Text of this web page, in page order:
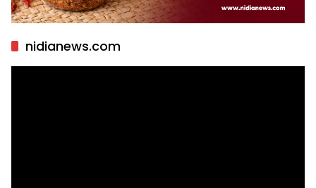
nidianews.com